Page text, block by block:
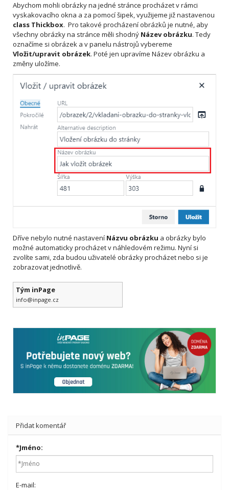
Abychom mohli obrázky na jedné stránce procházet v rámci
vyskakovacího okna a za pomocí šipek, využijeme již nastavenou
class Thickbox. Pro takové procházení obrázků je nutné, aby
všechny obrázky na stránce měli shodný Název obrázku. Tedy
označíme si obrázek a v panelu nástrojů vybereme
Vložit/upravit obrázek. Poté jen upravíme Název obrázku a
změny uložíme.
Dříve nebylo nutné nastavení Názvu obrázku a obrázky bylo
možné automaticky procházet v náhledovém režimu. Nyní si
zvolíte sami, zda budou uživatelé obrázky procházet nebo si je
zobrazovat jednotlivě.
Tým inPage
info@inpage.cz
Přidat komentář
*Jméno:
E-mail: